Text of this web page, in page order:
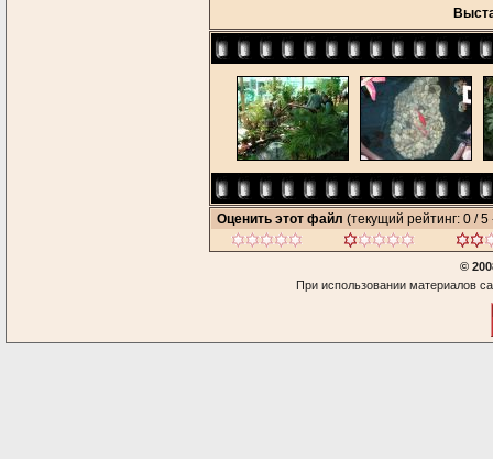
Оценить этот файл (текущий рейтинг: 0 / 5
©
При использовании материалов